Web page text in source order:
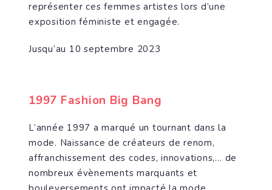
représenter ces femmes artistes lors d’une
exposition féministe et engagée.
Jusqu’au 10 septembre 2023
1997 Fashion Big Bang
L’année 1997 a marqué un tournant dans la
mode. Naissance de créateurs de renom,
affranchissement des codes, innovations,… de
nombreux évènements marquants et